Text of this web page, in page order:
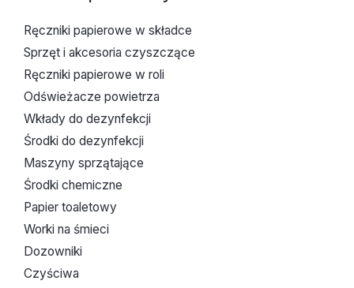
Ręczniki papierowe w składce
Sprzęt i akcesoria czyszczące
Ręczniki papierowe w roli
Odświeżacze powietrza
Wkłady do dezynfekcji
Środki do dezynfekcji
Maszyny sprzątające
Środki chemiczne
Papier toaletowy
Worki na śmieci
Dozowniki
Czyściwa